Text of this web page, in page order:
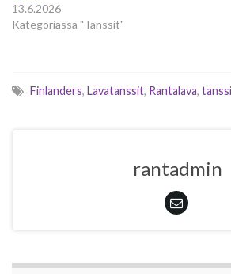
13.6.2026
Kategoriassa "Tanssit"
Finlanders, Lavatanssit, Rantalava,
rantadmin